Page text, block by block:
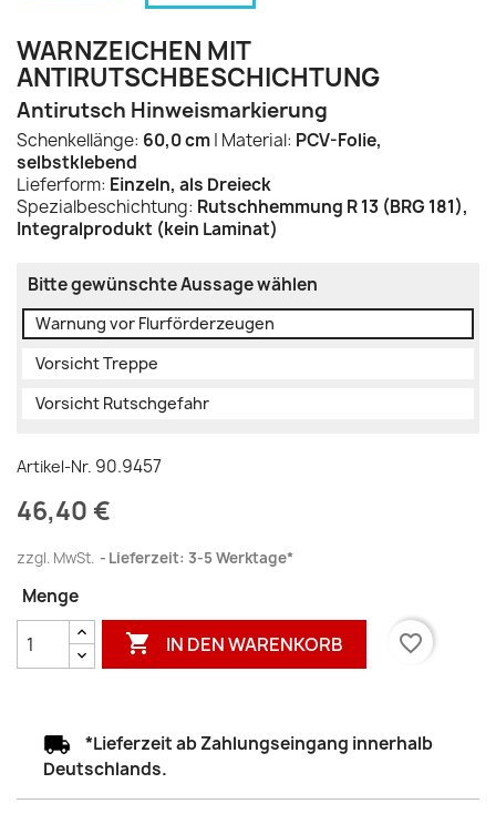
WARNZEICHEN MIT
ANTIRUTSCHBESCHICHTUNG
Antirutsch Hinweismarkierung
Schenkellänge: 60,0 cm| Material: PCV-Folie,
selbstklebend
Lieferform: Einzeln, als Dreieck
Spezialbeschichtung: Rutschhemmung R 13 (BRG 181),
Integralprodukt (kein Laminat)
Bitte gewünschte Aussage wählen
Warnung vor Flurförderzeugen
Vorsicht Treppe
Vorsicht Rutschgefahr
Artikel-Nr. 90.9457
46,40 €
zzgl. MwSt. Lieferzeit: 3-5 Werktage*
Menge
 IN DEN WARENKORB favorite_border
*Lieferzeit ab Zahlungseingang innerhalb
Deutschlands.